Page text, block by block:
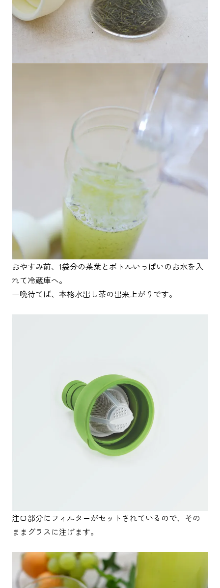
おやすみ前、1袋分の茶葉とボトルいっぱいのお水を入
れて冷蔵庫へ。
一晩待てば、本格水出し茶の出来上がりです。
注口部分にフィルターがセットされているので、その
ままグラスに注げます。